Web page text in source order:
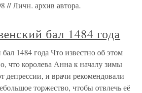
// Личн. архив автора.
бал 1484 года
1484 года Что известно об этом
что королева Анна к началу зимы
депрессии, и врачи рекомендовали
торжество, чтобы отвлечь её